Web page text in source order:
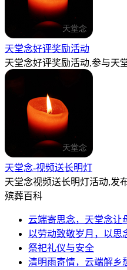
天堂念好评奖励活动
天堂念好评奖励活动,参与天
天堂念-视频送长明灯
天堂念视频送长明灯活动,发
殡葬百科
云端寄思念，天堂念让
以劳动致敬岁月，以思
祭祀礼仪与安全
清明雨寄情，云端解乡